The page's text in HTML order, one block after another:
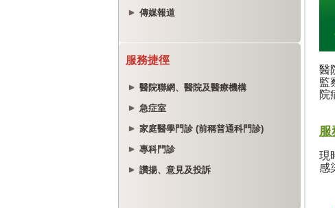
傳媒報道
服務捷徑
醫院聯網、醫院及醫療機構
急症室
家庭醫學門診 (前稱普通科門診)
專科門診
讚揚、意見及投訴